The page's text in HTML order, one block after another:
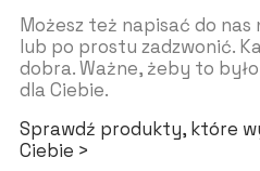
Możesz też napisać do nas
lub po prostu zadzwonić.
dobra. Ważne, żeby to
dla Ciebie.
Sprawdź produkty, które
Ciebie >